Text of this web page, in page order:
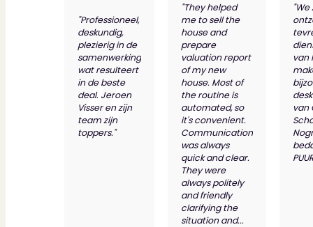
"Professioneel,
deskundig,
plezierig in de
samenwerking
wat resulteert
in de beste
deal. Jeroen
Visser en zijn
team zijn
toppers."
"They helped
me to sell the
house and
prepare
valuation report
of my new
house. Most of
the routine is
automated, so
it's convenient.
Communication
was always
quick and clear.
They were
always politely
and friendly
clarifying the
situation and...
"We
van
van